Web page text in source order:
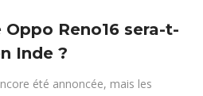
Reno16 sera-t-
Inde ?
été annoncée, mais les